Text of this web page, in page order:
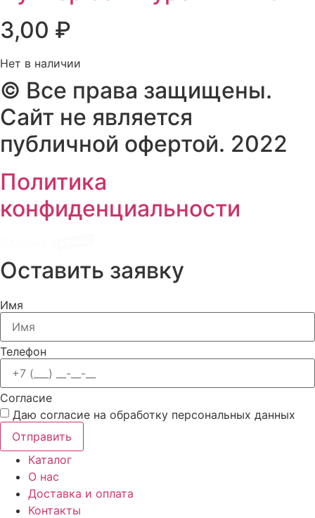
3,00 ₽
Нет в наличии
© Все права защищены.
Сайт не является
публичной офертой. 2022
Политика
конфиденциальности
Оставить заявку
Имя
Телефон
Cогласие
Даю согласие на обработку персональных данных
Отправить
Каталог
О нас
Доставка и оплата
Контакты